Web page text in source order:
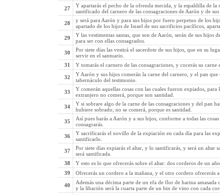
27
Y apartarás el pecho de la ofrenda mecida, y la espaldilla de
santificado del carnero de las consagraciones de Aarón y de
28
y será para Aarón y para sus hijos por fuero perpetuo de los
apartado de los hijos de Israel de sus sacrificios pacíficos,
29
Y las vestimentas santas, que son de Aarón, serán de sus hijos
para ser con ellas consagrados.
30
Por siete días las vestirá el sacerdote de sus hijos, que en su
servir en el santuario.
31
Y tomarás el carnero de las consagraciones, y cocerás su
32
Y Aarón y sus hijos comerán la carne del carnero, y el pan que
tabernáculo del testimonio.
33
Y comerán aquellas cosas con las cuales fueron expiados, para
extranjero no comerá, porque son santidad.
34
Y si sobrare algo de la carne de las consagraciones y del pan
hubiere sobrado; no se comerá, porque es santidad.
35
Así pues harás a Aarón y a sus hijos, conforme a todas las
consagrarás.
36
Y sacrificarás el novillo de la expiación en cada día para las
santificarlo.
37
Por siete días expiarás el altar, y lo santificarás, y será un altar
será santificada.
38
Y esto es lo que ofrecerás sobre el altar: dos corderos de un
39
Ofrecerás un cordero a la mañana, y el otro cordero ofrecerás
40
Además una décima parte de un efa de flor de harina
y la libación será la cuarta parte de un hin de vino con cada